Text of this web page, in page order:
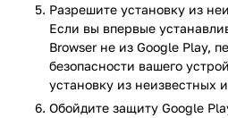
Голосовое озвучивание
Работает на всех версиях
Красивый и понятный
Широкий выбор настроек;
Возможность
Безопасность и полная
Разрешите установку из
Если вы впервые
Browser не из Google Play,
безопасности вашего
установку из неизвестных
Обойдите защиту Google